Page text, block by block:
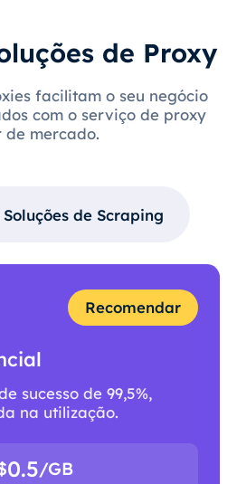
de Proxy
facilitam o seu negócio
com o serviço de proxy
de mercado.
Soluções de Scraping
Recomendar
sucesso de 99,5%,
na utilização.
0.5/GB